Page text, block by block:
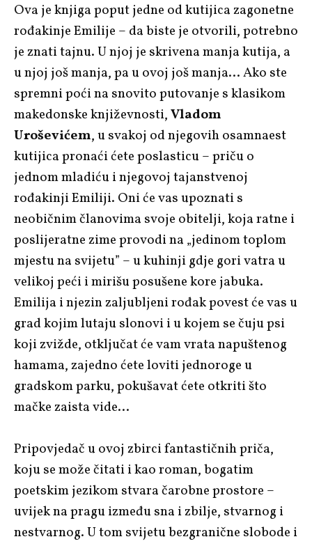
Ova je knjiga poput jedne od kutijica zagonetne
rođakinje Emilije – da biste je otvorili, potrebno
je znati tajnu. U njoj je skrivena manja kutija, a
u njoj još manja, pa u ovoj još manja… Ako ste
spremni poći na snovito putovanje s klasikom
makedonske književnosti,Vladom
Uroševićem, u svakoj od njegovih osamnaest
kutijica pronaći ćete poslasticu – priču o
jednom mladiću i njegovoj tajanstvenoj
rođakinji Emiliji. Oni će vas upoznati s
neobičnim članovima svoje obitelji, koja ratne i
poslijeratne zime provodi na „jedinom toplom
mjestu na svijetu” – u kuhinji gdje gori vatra u
velikoj peći i mirišu posušene kore jabuka.
Emilija i njezin zaljubljeni rođak povest će vas u
grad kojim lutaju slonovi i u kojem se čuju psi
koji zvižde, otključat će vam vrata napuštenog
hamama, zajedno ćete loviti jednoroge u
gradskom parku, pokušavat ćete otkriti što
mačke zaista vide…
Pripovjedač u ovoj zbirci fantastičnih priča,
koju se može čitati i kao roman, bogatim
poetskim jezikom stvara čarobne prostore –
uvijek na pragu između sna i zbilje, stvarnog i
nestvarnog. U tom svijetu bezgranične slobode i